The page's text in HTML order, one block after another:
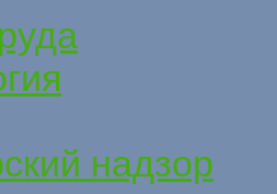
надзор